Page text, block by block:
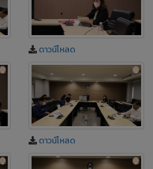
ดาวน์โหลด
ดาวน์โหลด